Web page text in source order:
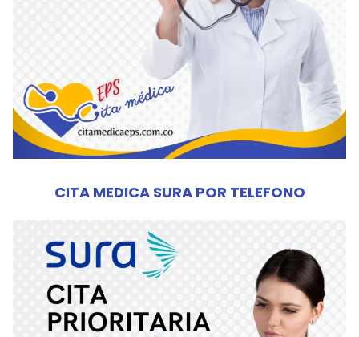
CITA MEDICA SURA POR TELEFONO